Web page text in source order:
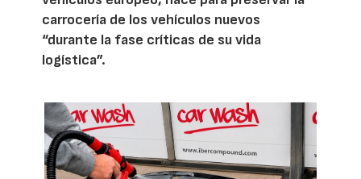
carrocería de los vehículos nuevos
“durante la fase críticas de su vida
logística”.